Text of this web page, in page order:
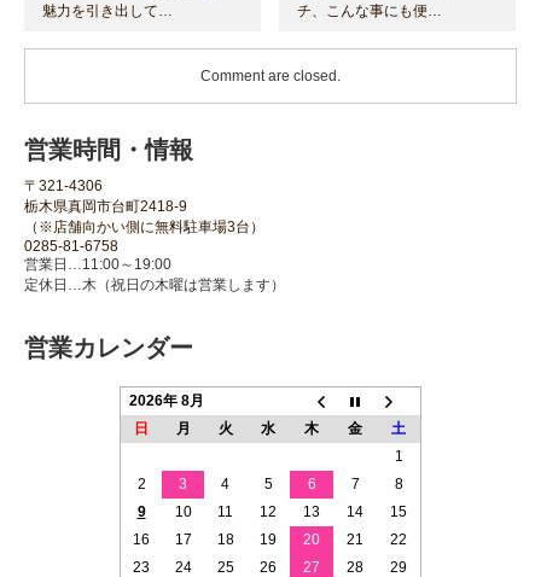
魅力を引き出して…
チ、こんな事にも便…
Comment are closed.
営業時間・情報
〒321-4306
栃木県真岡市台町2418-9
（※店舗向かい側に無料駐車場3台）
0285-81-6758
営業日…11:00～19:00
定休日…木（祝日の木曜は営業します）
営業カレンダー
2026年 8月
日
月 火 水 木 金
土
1
2
3 4 5 6 7
8
9
10 11 12 13 14
15
16
17 18 19 20 21
22
23
24 25 26 27 28
29